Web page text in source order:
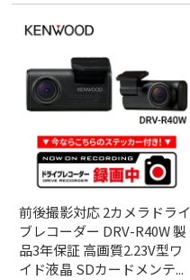
前後撮影対応 2カメラドライ
ブレコーダー DRV-R40W 製
品3年保証 高画質2.23V型ワ
イド液晶 SDカードメンテ...